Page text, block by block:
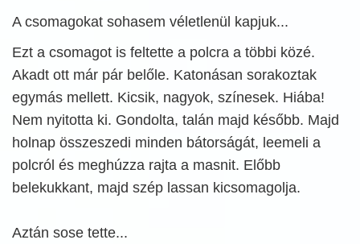
A csomagokat sohasem véletlenül kapjuk...
Ezt a csomagot is feltette a polcra a többi közé.
Akadt ott már pár belőle. Katonásan sorakoztak
egymás mellett. Kicsik, nagyok, színesek. Hiába!
Nem nyitotta ki. Gondolta, talán majd később. Majd
holnap összeszedi minden bátorságát, leemeli a
polcról és meghúzza rajta a masnit. Előbb
belekukkant, majd szép lassan kicsomagolja.
Aztán sose tette...